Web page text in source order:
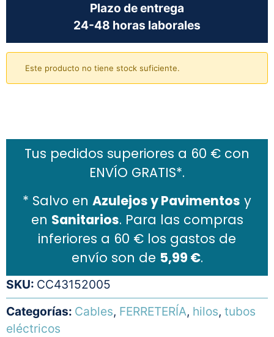
Plazo de entrega
24-48 horas laborales
Este producto no tiene stock suficiente.
Tus pedidos superiores a 60 € con
ENVÍO GRATIS*.
* Salvo en Azulejos y Pavimentos y
en Sanitarios. Para las compras
inferiores a 60 € los gastos de
envío son de 5,99 €.
SKU: CC43152005
Categorías: Cables, FERRETERÍA, hilos, tubos
eléctricos